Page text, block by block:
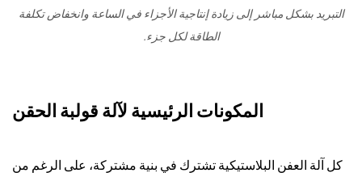
الحقن
الهيدروليكية
التبريد بشكل مباشر إلى زيادة إنتاجية الأجزاء في الساعة وانخفاض تكلفة
الطاقة لكل جزء.
المكونات الرئيسية لآلة قولبة الحقن
كل آلة العفن البلاستيكية تشترك في بنية مشتركة، على الرغم من